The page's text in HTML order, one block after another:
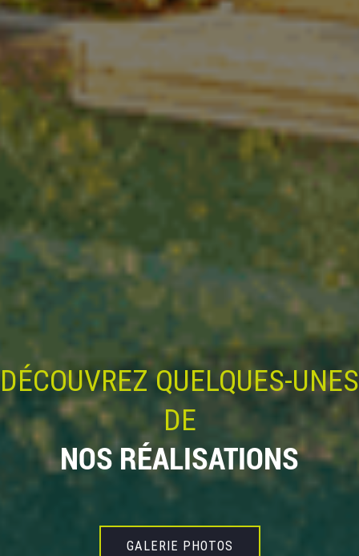
DÉCOUVREZ QUELQUES-UNES
DE
NOS RÉALISATIONS
GALERIE PHOTOS